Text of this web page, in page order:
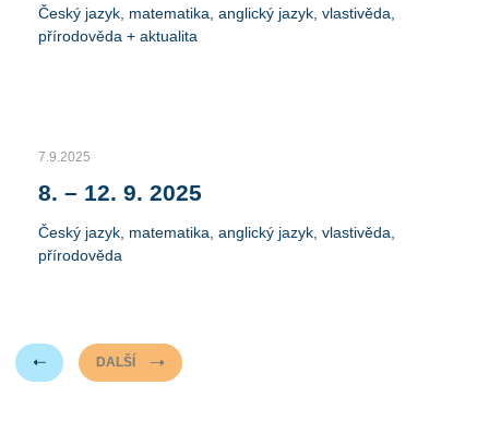
Český jazyk, matematika, anglický jazyk, vlastivěda,
přírodověda + aktualita
7.9.2025
8. – 12. 9. 2025
Český jazyk, matematika, anglický jazyk, vlastivěda,
přírodověda
DALŠÍ